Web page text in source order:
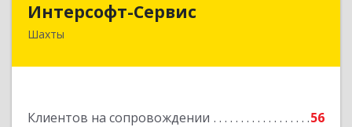
Интерсофт-Сервис
Шахты
Клиентов на сопровождении 56
346480, Ростовская обл, Шахты г, Советская ул,